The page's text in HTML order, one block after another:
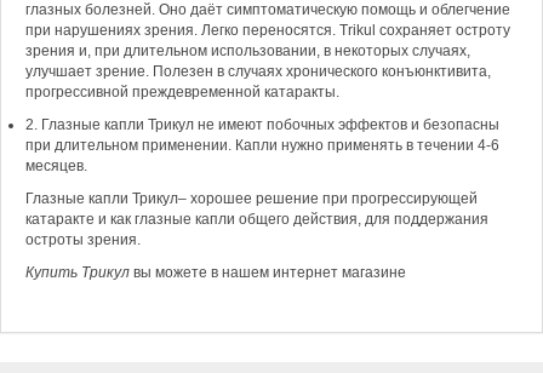
глазных болезней. Оно даёт симптоматическую помощь и облегчение
при нарушениях зрения. Легко переносятся. Trikul сохраняет остроту
зрения и, при длительном использовании, в некоторых случаях,
улучшает зрение. Полезен в случаях хронического конъюнктивита,
прогрессивной преждевременной катаракты.
2. Глазные капли Трикул не имеют побочных эффектов и безопасны
при длительном применении. Капли нужно применять в течении 4-6
месяцев.
Глазные капли Трикул– хорошее решение при прогрессирующей
катаракте и как глазные капли общего действия, для поддержания
остроты зрения.
Купить Трикул вы можете в нашем интернет магазине